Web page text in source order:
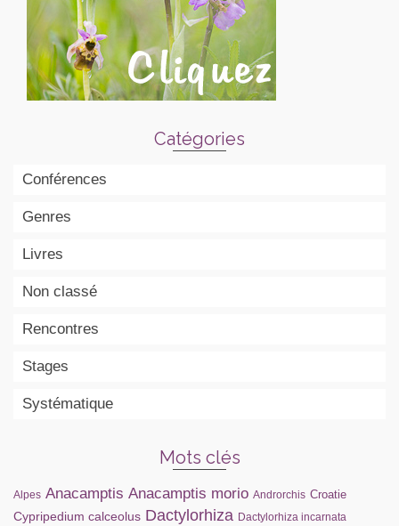
Catégories
Conférences
Genres
Livres
Non classé
Rencontres
Stages
Systématique
Mots clés
Alpes Anacamptis Anacamptis morio Androrchis Croatie
Cypripedium calceolus Dactylorhiza Dactylorhiza incarnata